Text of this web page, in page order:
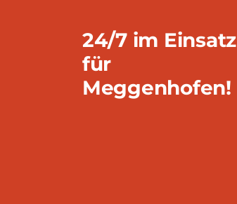
24/7 im Einsatz
für
Meggenhofen!